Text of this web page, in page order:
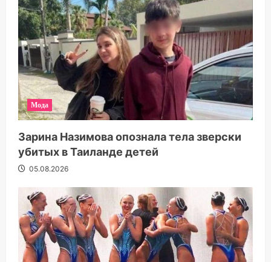
Мода
Зарина Назимова опознала тела зверски
убитых в Таиланде детей
05.08.2026